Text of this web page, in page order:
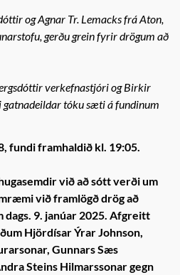
og Agnar Tr. Lemacks frá Aton,
gerðu grein fyrir drögum að
verkefnastjóri og Birkir
gatnadeildar tóku sæti á fundinum
fundi framhaldið kl. 19:05.
við að sótt verði um
við framlögð drög að
dags. 9. janúar 2025. Afgreitt
Hjördísar Ýrar Johnson,
Gunnars Sæs
Steins Hilmarssonar gegn